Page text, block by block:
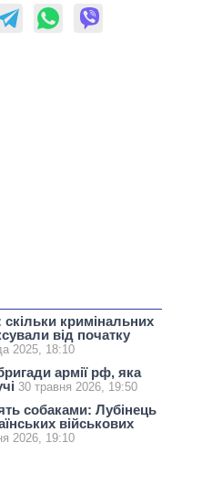
кримінальних
від початку
2025, 18:10
армії рф, яка
30 травня 2026, 19:50
собаками: Лубінець
військових
2026, 19:10